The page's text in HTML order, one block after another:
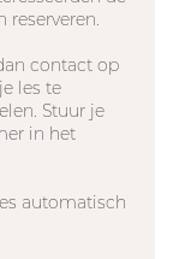
contact op
les te
Stuur je
in het
automatisch